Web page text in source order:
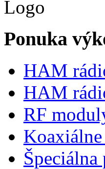
Ponuka
HAM
HAM
RF
Špeciálna